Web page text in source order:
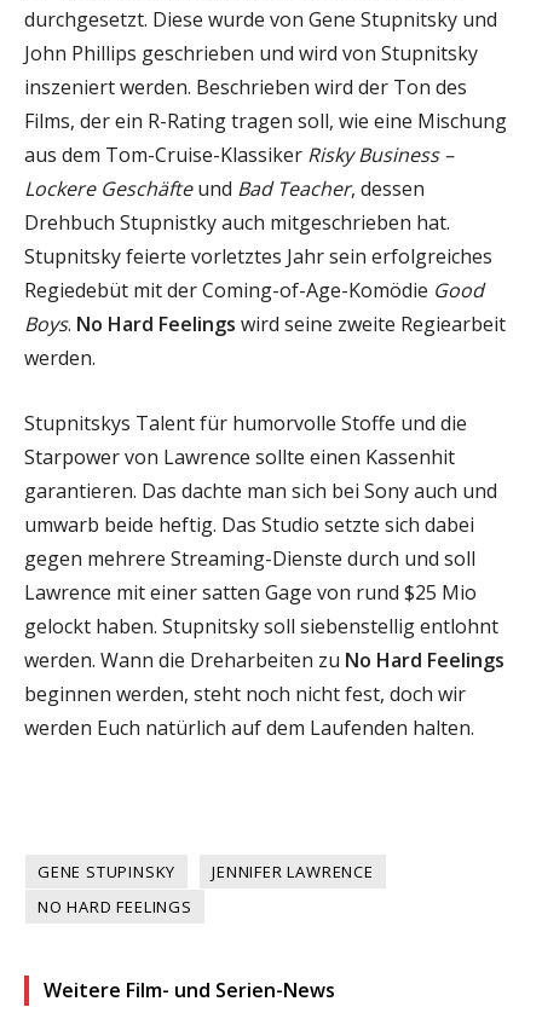
durchgesetzt. Diese wurde von Gene Stupnitsky und
John Phillips geschrieben und wird von Stupnitsky
inszeniert werden. Beschrieben wird der Ton des
Films, der ein R-Rating tragen soll, wie eine Mischung
aus dem Tom-Cruise-Klassiker Risky Business –
Lockere Geschäfteund Bad Teacher, dessen
Drehbuch Stupnistky auch mitgeschrieben hat.
Stupnitsky feierte vorletztes Jahr sein erfolgreiches
Regiedebüt mit der Coming-of-Age-Komödie Good
Boys. No Hard Feelings wird seine zweite Regiearbeit
werden.
Stupnitskys Talent für humorvolle Stoffe und die
Starpower von Lawrence sollte einen Kassenhit
garantieren. Das dachte man sich bei Sony auch und
umwarb beide heftig. Das Studio setzte sich dabei
gegen mehrere Streaming-Dienste durch und soll
Lawrence mit einer satten Gage von rund $25 Mio
gelockt haben. Stupnitsky soll siebenstellig entlohnt
werden. Wann die Dreharbeiten zu No Hard Feelings
beginnen werden, steht noch nicht fest, doch wir
werden Euch natürlich auf dem Laufenden halten.
GENE STUPINSKY
JENNIFER LAWRENCE
NO HARD FEELINGS
Weitere Film- und Serien-News